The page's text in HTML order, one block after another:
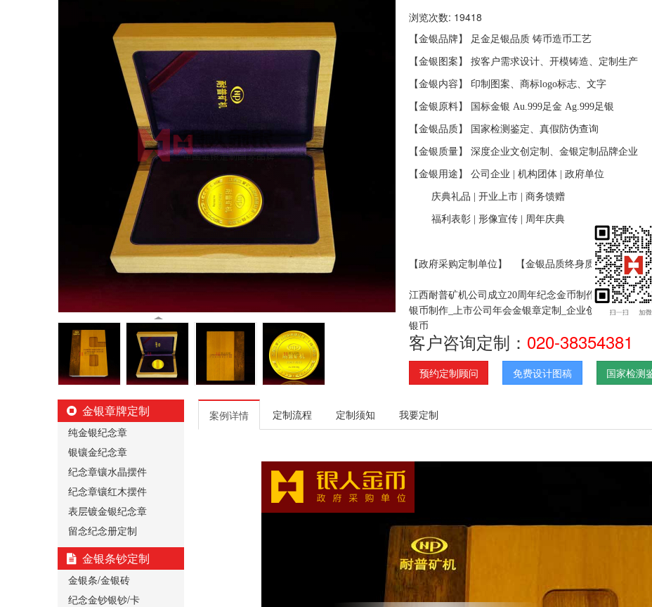
浏览次数: 19418
【金银品牌】 足金足银品质 铸币造币工艺
【金银图案】 按客户需求设计、开模铸造、定制生产
【金银内容】 印制图案、商标logo标志、文字
【金银原料】 国标金银 Au.999足金 Ag.999足银
【金银品质】 国家检测鉴定、真假防伪查询
【金银质量】 深度企业文创定制、金银定制品牌企业
【金银用途】 公司企业 机构团体 政府单位
庆典礼品 开业上市 商务馈赠
福利表彰 形像宣传 周年庆典
【政府采购定制单位】 【金银品质终身质保】
江西耐普矿机公司成立20周年纪念金币制作_上市公司年
银币制作 _上市公司年会金银章定制
_企业创立二十周年
银币
客户咨询定制： 020-38354381
预约定制顾问 免费设计图稿 国家检测
金银章牌定制
纯金银纪念章
银镶金纪念章
纪念章镶水晶摆件
纪念章镶红木摆件
表层镀金银纪念章
留念纪念册定制
金银条钞定制
金银条/金银砖
纪念金钞银钞/卡
案例详情 定制流程 定制须知 我要定制